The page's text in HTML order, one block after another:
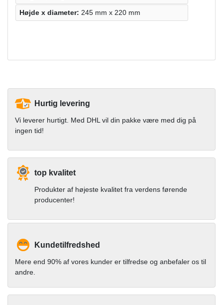
Højde х diameter: 245 mm x 220 mm
Hurtig levering
Vi leverer hurtigt. Med DHL vil din pakke være med dig på
ingen tid!
top kvalitet
Produkter af højeste kvalitet fra verdens førende
producenter!
Kundetilfredshed
Mere end 90% af vores kunder er tilfredse og anbefaler os til
andre.